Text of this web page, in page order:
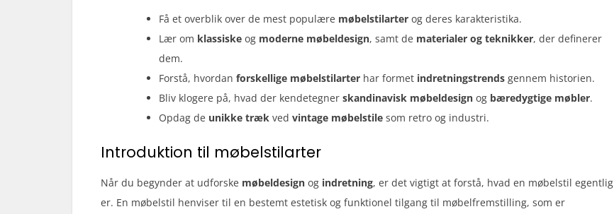
Få et overblik over de mest populære møbelstilarter og deres karakteristika.
Lær om klassiske og moderne møbeldesign, samt de materialer og teknikker, der definerer
dem.
Forstå, hvordan forskellige møbelstilarter har formet indretningstrends gennem historien.
Bliv klogere på, hvad der kendetegner skandinavisk møbeldesign og bæredygtige møbler.
Opdag de unikke træk ved vintage møbelstile som retro og industri.
Introduktion til møbelstilarter
Når du begynder at udforske møbeldesign og indretning, er det vigtigt at forstå, hvad en møbelstil egentlig
er. En møbelstil henviser til en bestemt estetisk og funktionel tilgang til møbelfremstilling, som er